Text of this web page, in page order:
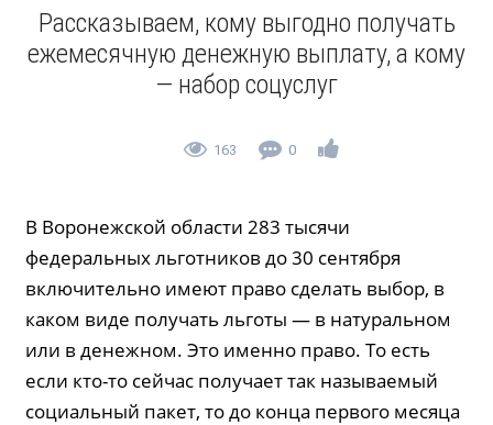
Рассказываем, кому выгодно получать
ежемесячную денежную выплату, а кому
— набор соцуслуг
163 0
В Воронежской области 283 тысячи
федеральных льготников до 30 сентября
включительно имеют право сделать выбор, в
каком виде получать льготы — в натуральном
или в денежном. Это именно право. То есть
если кто-то сейчас получает так называемый
социальный пакет, то до конца первого месяца